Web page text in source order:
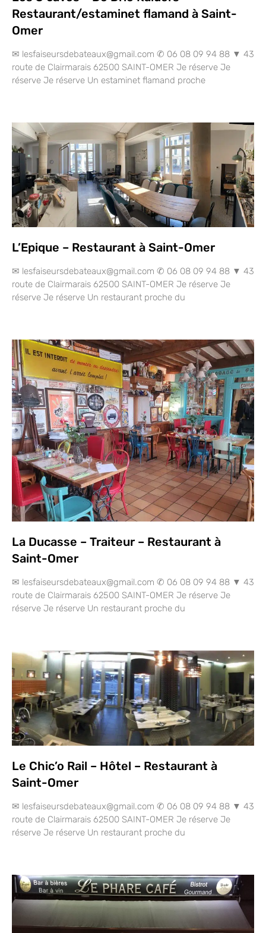
Restaurant/estaminet flamand à Saint-
Omer
✉ lesfaiseursdebateaux@gmail.com ✆ 06 08 09 94 88 ▼ 43
route de Clairmarais 62500 SAINT-OMER Je réserve Je
réserve Je réserve Un estaminet flamand proche
L’Epique – Restaurant à Saint-Omer
✉ lesfaiseursdebateaux@gmail.com ✆ 06 08 09 94 88 ▼ 43
route de Clairmarais 62500 SAINT-OMER Je réserve Je
réserve Je réserve Un restaurant proche du
La Ducasse – Traiteur – Restaurant à
Saint-Omer
✉ lesfaiseursdebateaux@gmail.com ✆ 06 08 09 94 88 ▼ 43
route de Clairmarais 62500 SAINT-OMER Je réserve Je
réserve Je réserve Un restaurant proche du
Le Chic’o Rail – Hôtel – Restaurant à
Saint-Omer
✉ lesfaiseursdebateaux@gmail.com ✆ 06 08 09 94 88 ▼ 43
route de Clairmarais 62500 SAINT-OMER Je réserve Je
réserve Je réserve Un restaurant proche du